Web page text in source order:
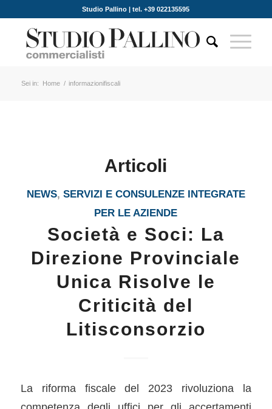
Studio Pallino | tel. +39 022135595
Sei in: Home / informazionifiscali
Articoli
NEWS, SERVIZI E CONSULENZE INTEGRATE
PER LE AZIENDE
Società e Soci: La
Direzione Provinciale
Unica Risolve le
Criticità del
Litisconsorzio
La riforma fiscale del 2023 rivoluziona la